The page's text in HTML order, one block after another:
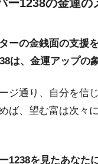
ー1238の金運の
ーの金銭面の支援
は、金運アップの
ジ通り、自分を信
ば、望む富は次々
1238を見たあなた